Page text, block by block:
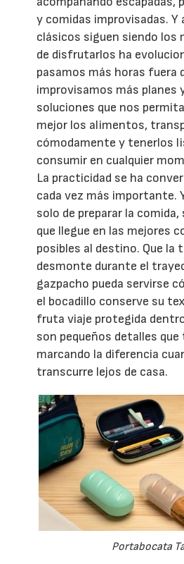
y comidas improvisadas. Y
clásicos siguen siendo los
de disfrutarlos ha
pasamos más horas fuera
improvisamos más planes
soluciones que nos
mejor los alimentos,
cómodamente y tenerlos
consumir en cualquier
La practicidad se ha
cada vez más importante.
solo de preparar la
que llegue en las mejores
posibles al destino. Que la
desmonte durante el
gazpacho pueda servirse
el bocadillo conserve su
fruta viaje protegida
son pequeños detalles
marcando la diferencia
transcurre lejos de casa.
Portabocata